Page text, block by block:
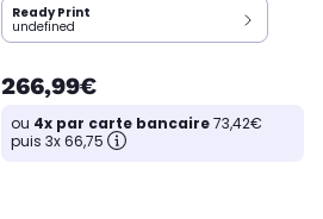
Ready Print
undefined
266,99€
ou 4x par carte bancaire73,42€
puis 3x 66,75